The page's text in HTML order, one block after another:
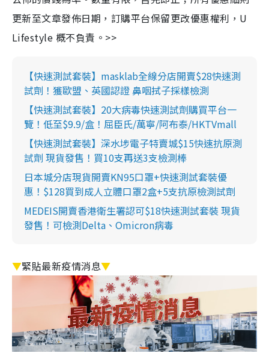
更新至文章發佈日期，訂購平台保留更改優惠權利，U
Lifestyle 概不負責。>>
【快速測試套裝】masklab全線分店開賣$28快速測
試劑！獲歐盟、英國認證 鼻咽拭子採樣檢測
【快速測試套裝】20大病毒快速測試劑購買平台一
覽！低至$9.9/盒！屈臣氏/萬寧/阿布泰/HKTVmall
【快速測試套裝】深水埗電子特賣城$15快速抗原測
試劑 現貨發售！買10支再送3支檢測棒
日本城分店現貨開賣KN95口罩+快速測試套裝優
惠！$128買到成人立體口罩2盒+5支抗原檢測試劑
MEDEIS開賣香港衛生署認可$18快速測試套裝 現貨
發售！可檢測Delta、Omicron病毒
▼緊貼最新疫情消息▼